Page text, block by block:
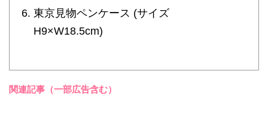
東京見物ペンケース (サイズ
H9×W18.5cm)
関連記事（一部広告含む）